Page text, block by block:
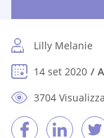
Lilly Melanie
14 set 2020
3704